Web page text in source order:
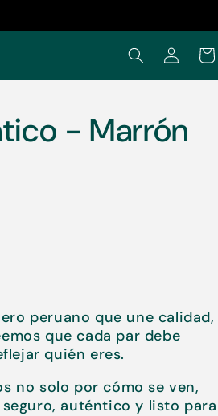
Iniciar
sesión
Carrito
- Marrón
peruano que une calidad,
que cada par debe
quién eres.
no solo por cómo se ven,
auténtico y listo para